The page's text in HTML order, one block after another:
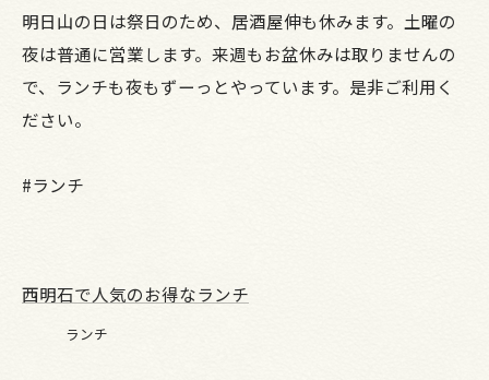
明日山の日は祭日のため、居酒屋伸も休みます。土曜の
夜は普通に営業します。来週もお盆休みは取りませんの
で、ランチも夜もずーっとやっています。是非ご利用く
ださい。
#ランチ
西明石で人気のお得なランチ
ランチ